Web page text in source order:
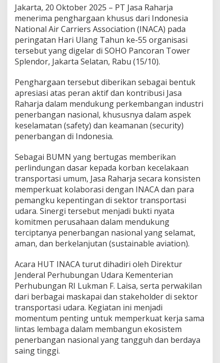
a
r
j
a
R
a
i
h
e
n
g
h
a
r
g
a
n
K
h
u
s
u
p
a
d
H
T
K
e
-
5
5
I
N
Jakarta, 20 Oktober 2025 – PT Jasa Raharja
menerima penghargaan khusus dari Indonesia
National Air Carriers Association (INACA) pada
peringatan Hari Ulang Tahun ke-55 organisasi
tersebut yang digelar di SOHO Pancoran Tower
Splendor, Jakarta Selatan, Rabu (15/10).
Penghargaan tersebut diberikan sebagai bentuk
apresiasi atas peran aktif dan kontribusi Jasa
Raharja dalam mendukung perkembangan industri
penerbangan nasional, khususnya dalam aspek
keselamatan (safety) dan keamanan (security)
penerbangan di Indonesia.
Sebagai BUMN yang bertugas memberikan
perlindungan dasar kepada korban kecelakaan
transportasi umum, Jasa Raharja secara konsisten
memperkuat kolaborasi dengan INACA dan para
pemangku kepentingan di sektor transportasi
udara. Sinergi tersebut menjadi bukti nyata
komitmen perusahaan dalam mendukung
terciptanya penerbangan nasional yang selamat,
aman, dan berkelanjutan (sustainable aviation).
Acara HUT INACA turut dihadiri oleh Direktur
Jenderal Perhubungan Udara Kementerian
Perhubungan RI Lukman F. Laisa, serta perwakilan
dari berbagai maskapai dan stakeholder di sektor
transportasi udara. Kegiatan ini menjadi
momentum penting untuk memperkuat kerja sama
lintas lembaga dalam membangun ekosistem
penerbangan nasional yang tangguh dan berdaya
saing tinggi.